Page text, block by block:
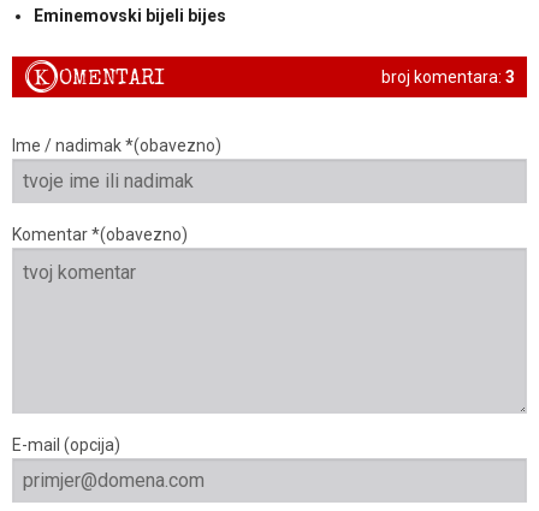
Eminemovski bijeli bijes
broj komentara: 3
KOMENTARI
Ime / nadimak *(obavezno)
Komentar *(obavezno)
E-mail (opcija)